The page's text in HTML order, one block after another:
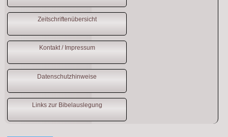
Zeitschriftenübersicht
Kontakt / Impressum
Datenschutzhinweise
Links zur Bibelauslegung